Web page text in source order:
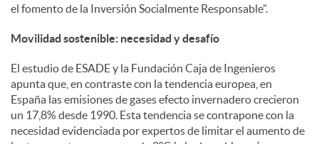
el fomento de la Inversión Socialmente Responsable”.
Movilidad sostenible: necesidad y desafío
El estudio de ESADE y la Fundación Caja de Ingenieros
apunta que, en contraste con la tendencia europea, en
España las emisiones de gases efecto invernadero crecieron
un 17,8% desde 1990. Esta tendencia se contrapone con la
necesidad evidenciada por expertos de limitar el aumento de